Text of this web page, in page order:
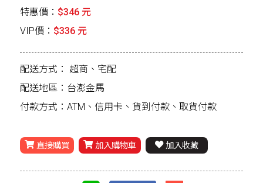
特惠價： $346 元
VIP價： $336 元
配送方式： 超商、宅配
配送地區：台澎金馬
付款方式：ATM、信用卡、貨到付款、取貨付款
直接購買 加入購物車 加入收藏